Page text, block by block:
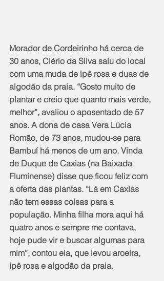
Morador de Cordeirinho há cerca de
30 anos, Clério da Silva saiu do local
com uma muda de ipê rosa e duas de
algodão da praia. “Gosto muito de
plantar e creio que quanto mais verde,
melhor”, avaliou o aposentado de 57
anos. A dona de casa Vera Lúcia
Romão, de 73 anos, mudou-se para
Bambuí há menos de um ano. Vinda
de Duque de Caxias (na Baixada
Fluminense) disse que ficou feliz com
a oferta das plantas. “Lá em Caxias
não tem essas coisas para a
população. Minha filha mora aqui há
quatro anos e sempre me contava,
hoje pude vir e buscar algumas para
mim”, contou ela, que levou aroeira,
ipê rosa e algodão da praia.